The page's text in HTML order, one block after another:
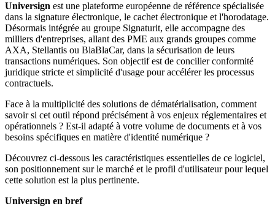
Universign est une plateforme européenne de référence spécialisée
dans la signature électronique, le cachet électronique et l'horodatage.
Désormais intégrée au groupe Signaturit, elle accompagne des
milliers d'entreprises, allant des PME aux grands groupes comme
AXA, Stellantis ou BlaBlaCar, dans la sécurisation de leurs
transactions numériques. Son objectif est de concilier conformité
juridique stricte et simplicité d'usage pour accélérer les processus
contractuels.
Face à la multiplicité des solutions de dématérialisation, comment
savoir si cet outil répond précisément à vos enjeux réglementaires et
opérationnels ? Est-il adapté à votre volume de documents et à vos
besoins spécifiques en matière d'identité numérique ?
Découvrez ci-dessous les caractéristiques essentielles de ce logiciel,
son positionnement sur le marché et le profil d'utilisateur pour lequel
cette solution est la plus pertinente.
Universign en bref